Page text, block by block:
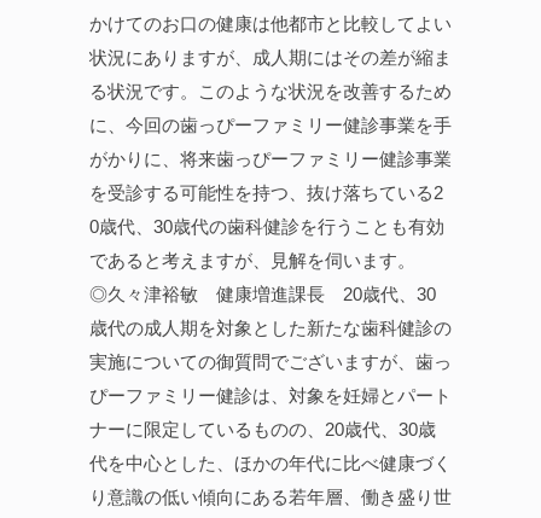
かけてのお口の健康は他都市と比較してよい
状況にありますが、成人期にはその差が縮ま
る状況です。このような状況を改善するため
に、今回の歯っぴーファミリー健診事業を手
がかりに、将来歯っぴーファミリー健診事業
を受診する可能性を持つ、抜け落ちている2
0歳代、30歳代の歯科健診を行うことも有効
であると考えますが、見解を伺います。
◎久々津裕敏 健康増進課長 20歳代、30
歳代の成人期を対象とした新たな歯科健診の
実施についての御質問でございますが、歯っ
ぴーファミリー健診は、対象を妊婦とパート
ナーに限定しているものの、20歳代、30歳
代を中心とした、ほかの年代に比べ健康づく
り意識の低い傾向にある若年層、働き盛り世